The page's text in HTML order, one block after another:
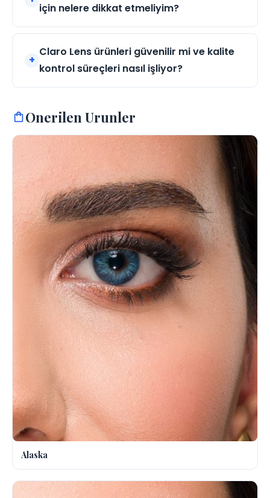
için nelere dikkat etmeliyim?
Claro Lens ürünleri güvenilir mi ve kalite
kontrol süreçleri nasıl işliyor?
Onerilen Urunler
Alaska